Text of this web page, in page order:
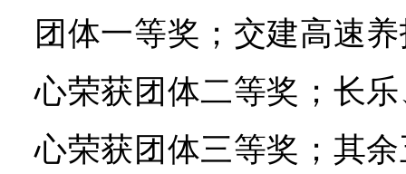
团体一等奖；交建高速
心荣获团体二等奖；长
心荣获团体三等奖；其